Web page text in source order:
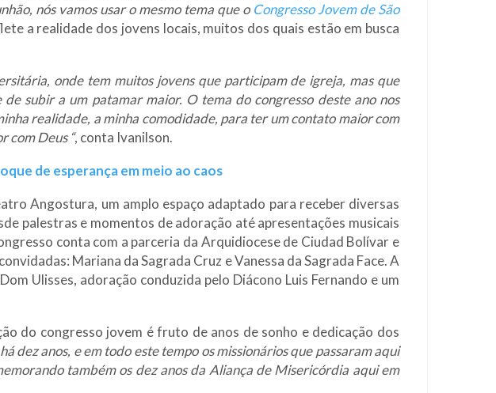
nós vamos usar o mesmo tema que o Congresso Jovem de São
a realidade dos jovens locais, muitos dos quais estão em busca
onde tem muitos jovens que participam de igreja, mas que
de subir a um patamar maior. O tema do congresso deste ano nos
realidade, a minha comodidade, para ter um contato maior com
com Deus “, conta Ivanilson.
de esperança em meio ao caos
Angostura, um amplo espaço adaptado para receber diversas
palestras e momentos de adoração até apresentações musicais
conta com a parceria da Arquidiocese de Ciudad Bolívar e
Mariana da Sagrada Cruz e Vanessa da Sagrada Face. A
Ulisses, adoração conduzida pelo Diácono Luis Fernando e um
do congresso jovem é fruto de anos de sonho e dedicação dos
dez anos, e em todo este tempo os missionários que passaram aqui
também os dez anos da Aliança de Misericórdia aqui em